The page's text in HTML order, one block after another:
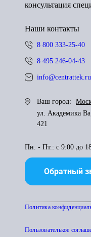
консультация
Наши контакты
8 800 333-25-40
8 495 246-04-43
info@centrattek.ru
Ваш город:
ул. Академика
421
Пн. - Пт.: с 9:00 до
Обратный
Политика
Пользователькое